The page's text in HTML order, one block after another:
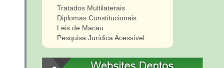
Tratados Multilaterais
Diplomas Constitucionais
Leis de Macau
Pesquisa Jurídica Acessível